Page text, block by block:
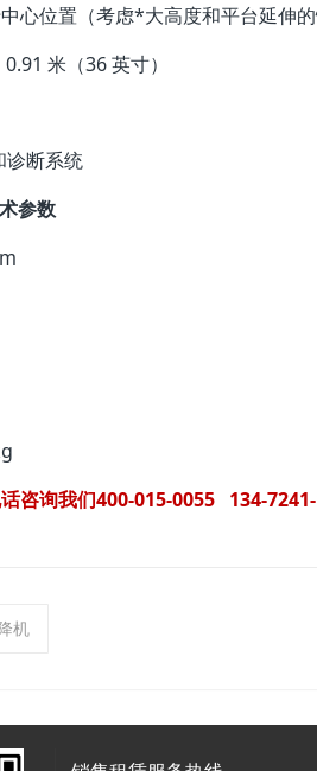
心位置（考虑*大高度和平台延伸的
米（36 英寸）
断系统
参数
咨询我们400-015-0055 134-
机